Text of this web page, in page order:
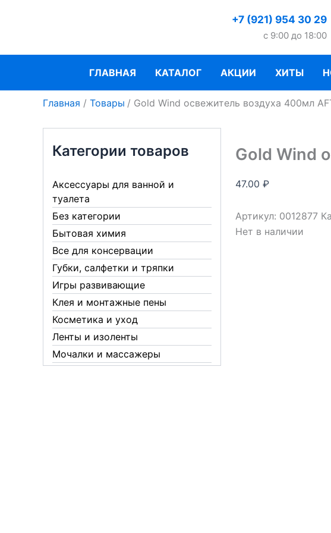
+7 (921) 954 30 29
c 9:00 до 18:00
ГЛАВНАЯ КАТАЛОГ АКЦИИ ХИТЫ
Главная Товары Gold Wind освежитель воздуха 400мл
Категории товаров
Аксессуары для ванной и
туалета
Без категории
Бытовая химия
Все для консервации
Губки, салфетки и тряпки
Игры развивающие
Клея и монтажные пены
Косметика и уход
Ленты и изоленты
Мочалки и массажеры
Gold Wind
47.00 ₽
Артикул: 0012877
Нет в наличии